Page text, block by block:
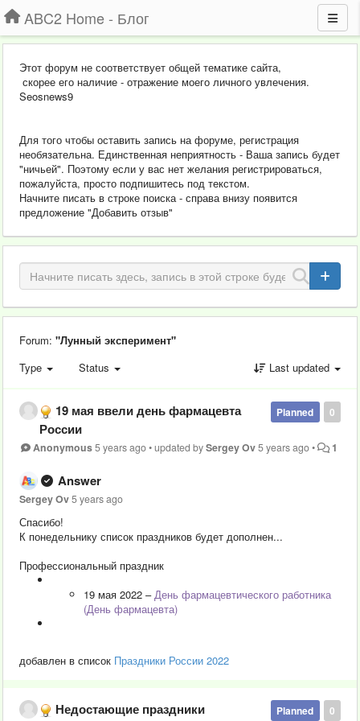
ABC2 Home - Блог
Этот форум не соответствует общей тематике сайта,
скорее его наличие - отражение моего личного увлечения.
Seosnews9
Для того чтобы оставить запись на форуме, регистрация
необязательна. Единственная неприятность - Ваша запись будет
"ничьей". Поэтому если у вас нет желания регистрироваться,
пожалуйста, просто подпишитесь под текстом.
Начните писать в строке поиска - справа внизу появится
предложение "Добавить отзыв"
Forum: "Лунный эксперимент"
Type
Status Last updated
0
Planned
19 мая ввели день фармацевта
России
Anonymous5 years ago•updated bySergey Ov5 years ago• 1
Answer
Sergey Ov5 years ago
Спасибо!
К понедельнику список праздников будет дополнен...
Профессиональный праздник
19 мая 2022 –День фармацевтического работника
(День фармацевта)
добавлен в список Праздники России 2022
0
Planned
Недостающие праздники